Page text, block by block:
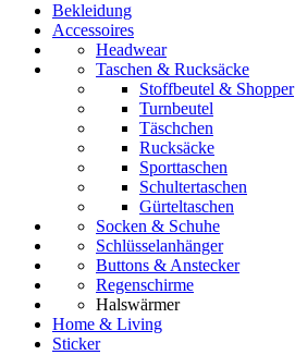
Bekleidung
Accessoires
Headwear
Taschen & Rucksäcke
Stoffbeutel & Shopper
Turnbeutel
Täschchen
Rucksäcke
Sporttaschen
Schultertaschen
Gürteltaschen
Socken & Schuhe
Schlüsselanhänger
Buttons & Anstecker
Regenschirme
Halswärmer
Home & Living
Sticker